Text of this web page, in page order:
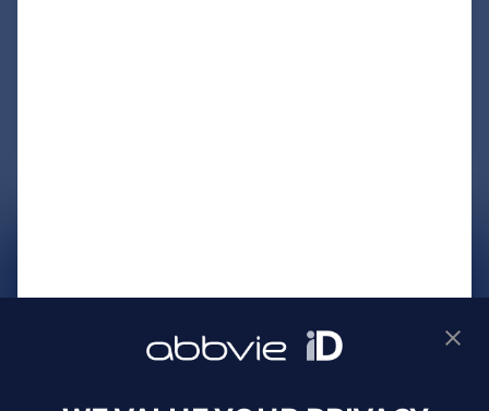
プライバシーポリシー